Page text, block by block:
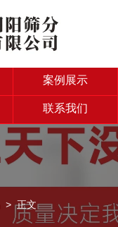
案例展示
联系我们
> 正文